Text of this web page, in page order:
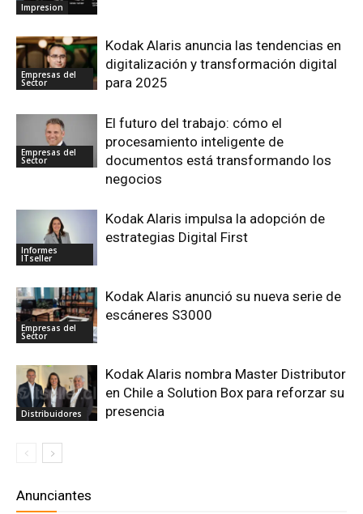
Impresion
Empresas del
Sector
Kodak Alaris anuncia las tendencias en
digitalización y transformación digital
para 2025
Empresas del
Sector
El futuro del trabajo: cómo el
procesamiento inteligente de
documentos está transformando los
negocios
Informes
ITseller
Kodak Alaris impulsa la adopción de
estrategias Digital First
Empresas del
Sector
Kodak Alaris anunció su nueva serie de
escáneres S3000
Distribuidores
Kodak Alaris nombra Master Distributor
en Chile a Solution Box para reforzar su
presencia
Anunciantes